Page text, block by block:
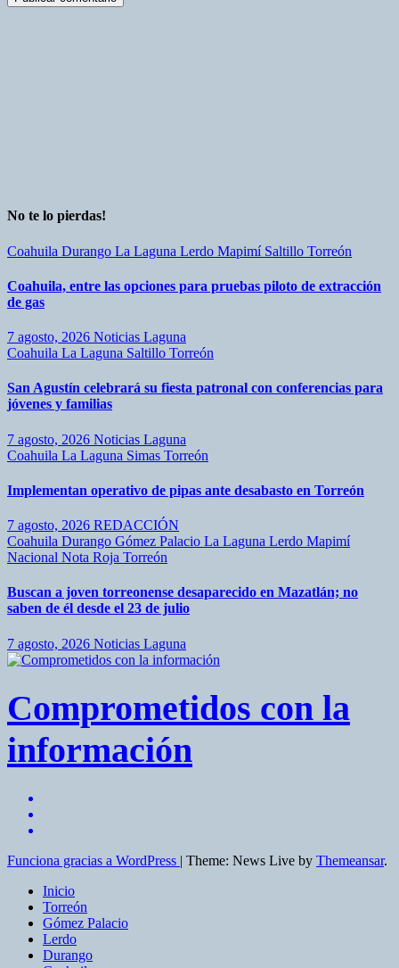
No te lo pierdas!
Coahuila Durango La Laguna Lerdo Mapimí Saltillo Torreón
Coahuila, entre las opciones para pruebas piloto de extracción
de gas
7 agosto, 2026 Noticias Laguna
Coahuila La Laguna Saltillo Torreón
San Agustín celebrará su fiesta patronal con conferencias para
jóvenes y familias
7 agosto, 2026 Noticias Laguna
Coahuila La Laguna Simas Torreón
Implementan operativo de pipas ante desabasto en Torreón
7 agosto, 2026 REDACCIÓN
Coahuila Durango Gómez Palacio La Laguna Lerdo Mapimí
Nacional Nota Roja Torreón
Buscan a joven torreonense desaparecido en Mazatlán; no
saben de él desde el 23 de julio
7 agosto, 2026 Noticias Laguna
Comprometidos con la
información
Funciona gracias a WordPress | Theme: News Live by Themeansar.
Inicio
Torreón
Gómez Palacio
Lerdo
Durango